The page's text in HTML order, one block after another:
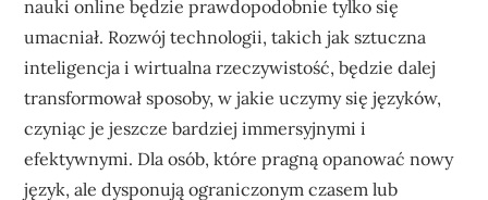
nauki online będzie prawdopodobnie tylko się
umacniał. Rozwój technologii, takich jak sztuczna
inteligencja i wirtualna rzeczywistość, będzie dalej
transformował sposoby, w jakie uczymy się języków,
czyniąc je jeszcze bardziej immersyjnymi i
efektywnymi. Dla osób, które pragną opanować nowy
język, ale dysponują ograniczonym czasem lub